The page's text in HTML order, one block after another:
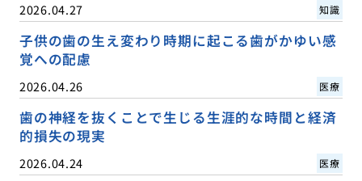
2026.04.27 知識
子供の歯の生え変わり時期に起こる歯がかゆい感
覚への配慮
2026.04.26 医療
歯の神経を抜くことで生じる生涯的な時間と経済
的損失の現実
2026.04.24 医療